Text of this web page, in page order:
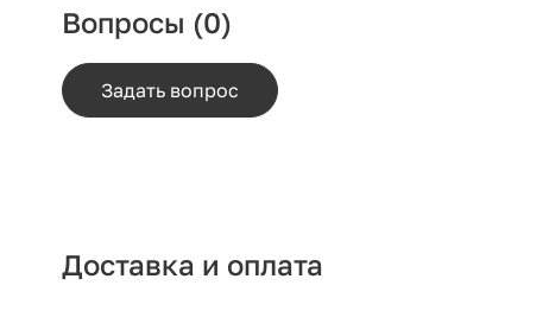
Вопросы (0)
Задать вопрос
Доставка и оплата